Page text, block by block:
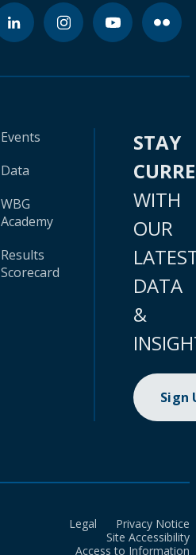
Events
Data
WBG
Academy
Results
Scorecard
STAY
WITH
OUR
DATA
&
Sign
Legal
Privacy Notice
Site Accessibility
Access to Information